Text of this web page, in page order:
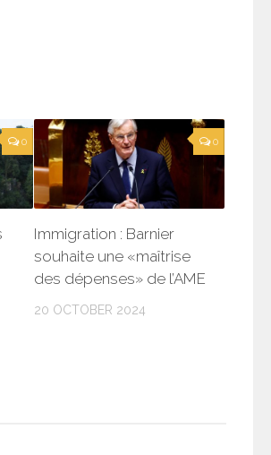
0 0
Immigration : Barnier
souhaite une «maîtrise
des dépenses» de l’AME
20 OCTOBER 2024